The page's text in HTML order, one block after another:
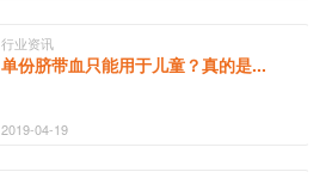
行业资讯
单份脐带血只能用于儿童？真的是...
2019-04-19